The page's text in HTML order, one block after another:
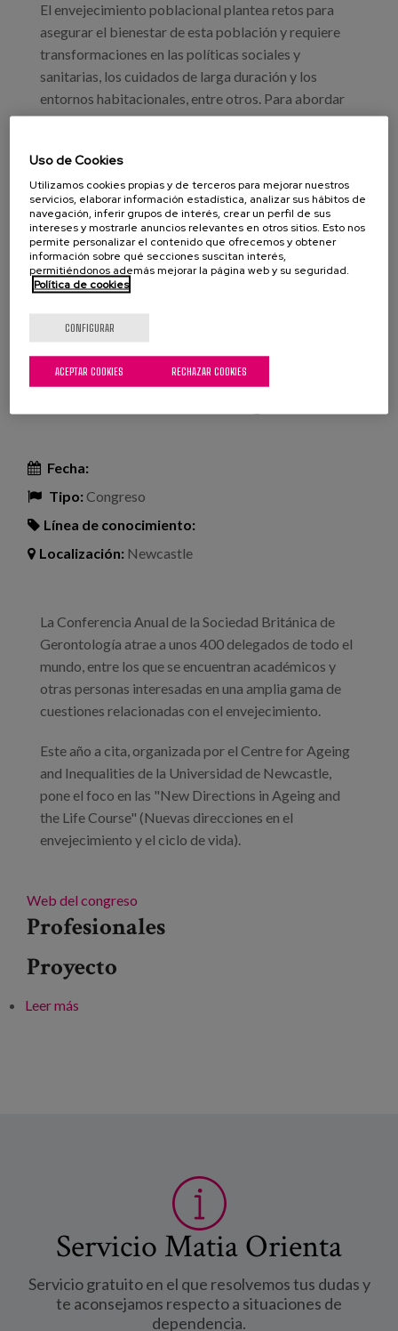
El envejecimiento poblacional plantea retos para
asegurar el bienestar de esta población y requiere
transformaciones en las políticas sociales y
sanitarias, los cuidados de larga duración y los
entornos habitacionales, entre otros. Para abordar
estos retos es necesario generar conocimiento
para ello.
Más info e inscripciones
Profesionales
Proyecto
Leer mássobre Estudios longitudinales: contribuciones para
el abordaje de los retos del envejecimiento
53 Congreso de la Sociedad
Fecha:
Tipo:Congreso
Línea de conocimiento:
Localización: Newcastle
La Conferencia Anual de la Sociedad Británica de
Gerontología atrae a unos 400 delegados de todo el
mundo, entre los que se encuentran académicos y
otras personas interesadas en una amplia gama de
cuestiones relacionadas con el envejecimiento.
Este año a cita, organizada por el Centre for Ageing
and Inequalities de la Universidad de Newcastle,
pone el foco en las "New Directions in Ageing and
the Life Course" (Nuevas direcciones en el
envejecimiento y el ciclo de vida).
Web del congreso
Profesionales
Proyecto
Leer más
Servicio Matia Orienta
Servicio gratuito en el que resolvemos tus dudas y
te aconsejamos respecto a situaciones de
dependencia.
Uso de Cookies
Utilizamos cookies propias y de terceros para mejorar nuestros
servicios, elaborar información estadística, analizar sus hábitos de
navegación, inferir grupos de interés, crear un perfil de sus
intereses y mostrarle anuncios relevantes en otros sitios. Esto nos
permite personalizar el contenido que ofrecemos y obtener
información sobre qué secciones suscitan interés,
permitiéndonos además mejorar la página web y su seguridad.
Política de cookies
CONFIGURAR
RECHAZAR COOKIES
ACEPTAR COOKIES